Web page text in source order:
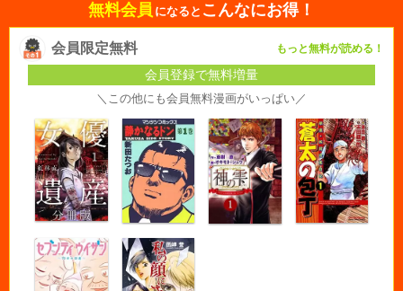
無料会員 になると こんなにお得！
会員限定無料 もっと無料が読める！
会員登録で無料増量
＼この他にも会員無料漫画がいっぱい／